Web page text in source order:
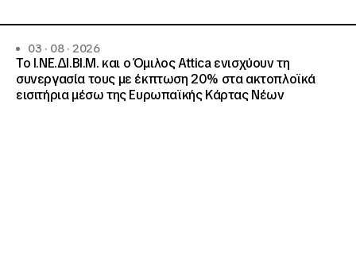
03 · 08 · 2026
Το Ι.ΝΕ.ΔΙ.ΒΙ.Μ. και o Όμιλος Attica ενισχύουν τη
συνεργασία τους με έκπτωση 20% στα ακτοπλοϊκά
εισιτήρια μέσω της Ευρωπαϊκής Κάρτας Νέων